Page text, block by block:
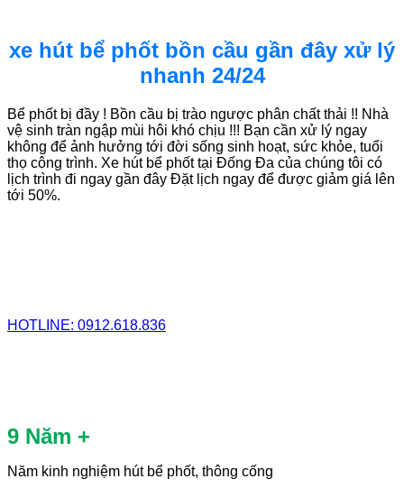
xe hút bể phốt bồn cầu gần đây xử lý
nhanh 24/24
Bể phốt bị đầy ! Bồn cầu bị trào ngược phân chất thải !! Nhà
vệ sinh tràn ngập mùi hôi khó chịu !!! Bạn cần xử lý ngay
không để ảnh hưởng tới đời sống sinh hoạt, sức khỏe, tuổi
thọ công trình. Xe hút bể phốt tại Đống Đa của chúng tôi có
lịch trình đi ngay gần đây Đặt lịch ngay để được giảm giá lên
tới 50%.
HOTLINE: 0912.618.836
9 Năm +
Năm kinh nghiệm hút bể phốt, thông cống